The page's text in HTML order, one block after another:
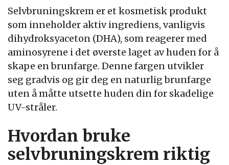
Selvbruningskrem er et kosmetisk produkt
som inneholder aktiv ingrediens, vanligvis
dihydroksyaceton (DHA), som reagerer med
aminosyrene i det øverste laget av huden for å
skape en brunfarge. Denne fargen utvikler
seg gradvis og gir deg en naturlig brunfarge
uten å måtte utsette huden din for skadelige
UV-stråler.
Hvordan bruke
selvbruningskrem riktig